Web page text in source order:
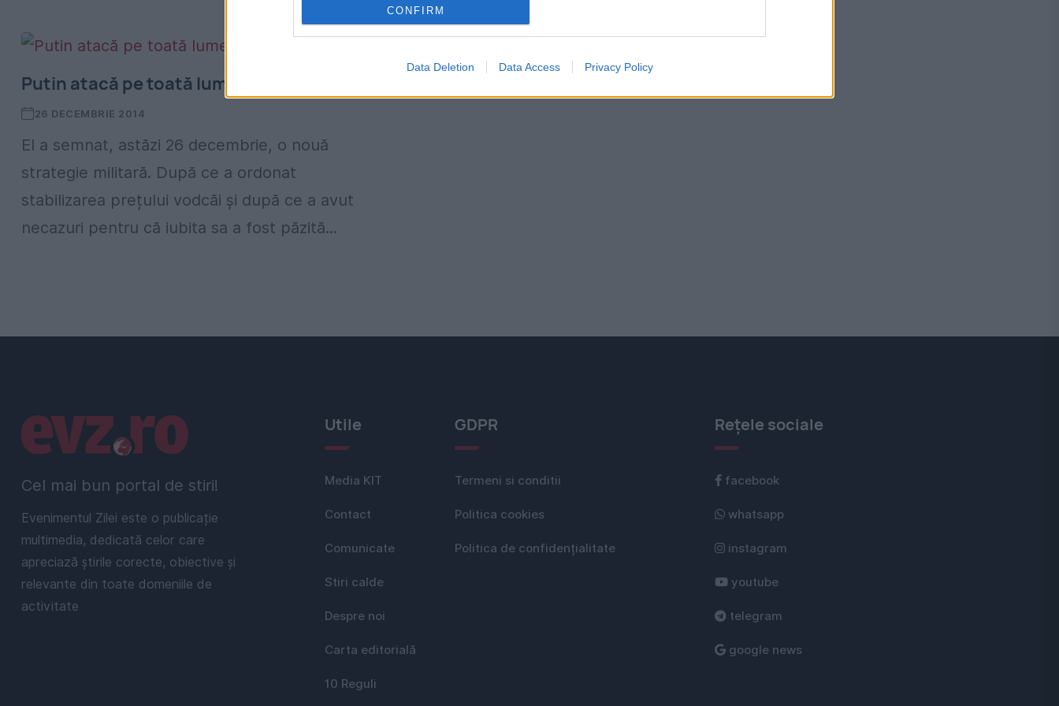
CONFIRM
Data Deletion Data Access Privacy Policy
Putin atacă pe toată lumea
26 DECEMBRIE 2014
El a semnat, astăzi 26 decembrie, o nouă
strategie militară. După ce a ordonat
stabilizarea prețului vodcăi și după ce a avut
necazuri pentru că iubita sa a fost păzită...
Cel mai bun portal de stiri!
Evenimentul Zilei este o publicație
multimedia, dedicată celor care
apreciază știrile corecte, obiective și
relevante din toate domeniile de
activitate
Linkuri utile Utile
Media KIT
Contact
Comunicate
Stiri calde
Despre noi
Carta editorială
10 Reguli
GDPR
Termeni si conditii
Politica cookies
Politica de confidențialitate
Rețele sociale
facebook
whatsapp
instagram
youtube
telegram
google news